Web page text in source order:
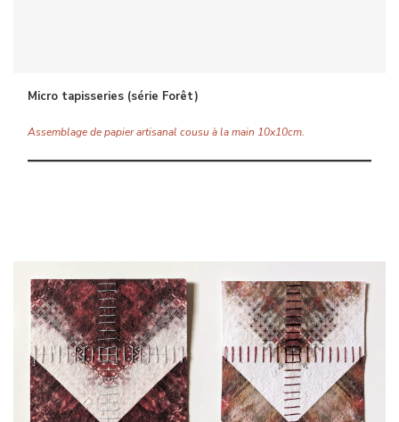
Micro tapisseries (série Forêt)
Assemblage de papier artisanal cousu à la main 10x10cm.